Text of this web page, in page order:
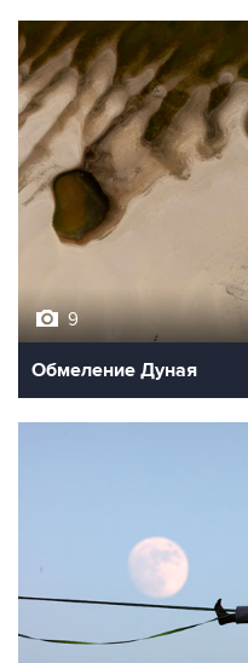
9
Обмеление Дуная